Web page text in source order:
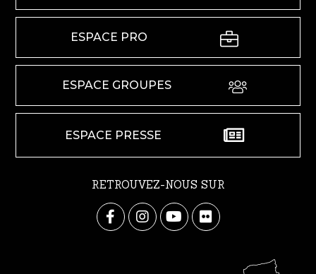
ESPACE PRO
ESPACE GROUPES
ESPACE PRESSE
RETROUVEZ-NOUS SUR